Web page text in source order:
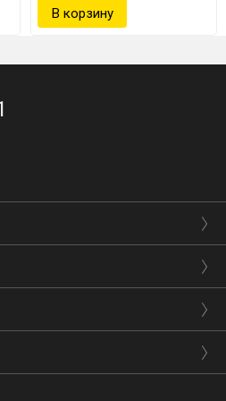
позволяет выводить дым
переноску комфортной
4 вы
каждый раз
с разными